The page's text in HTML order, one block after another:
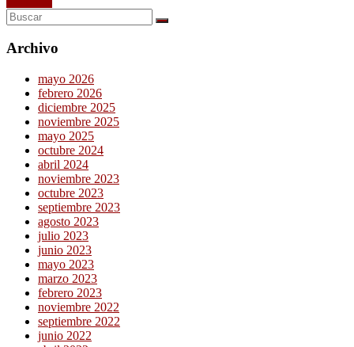
Archivo
mayo 2026
febrero 2026
diciembre 2025
noviembre 2025
mayo 2025
octubre 2024
abril 2024
noviembre 2023
octubre 2023
septiembre 2023
agosto 2023
julio 2023
junio 2023
mayo 2023
marzo 2023
febrero 2023
noviembre 2022
septiembre 2022
junio 2022